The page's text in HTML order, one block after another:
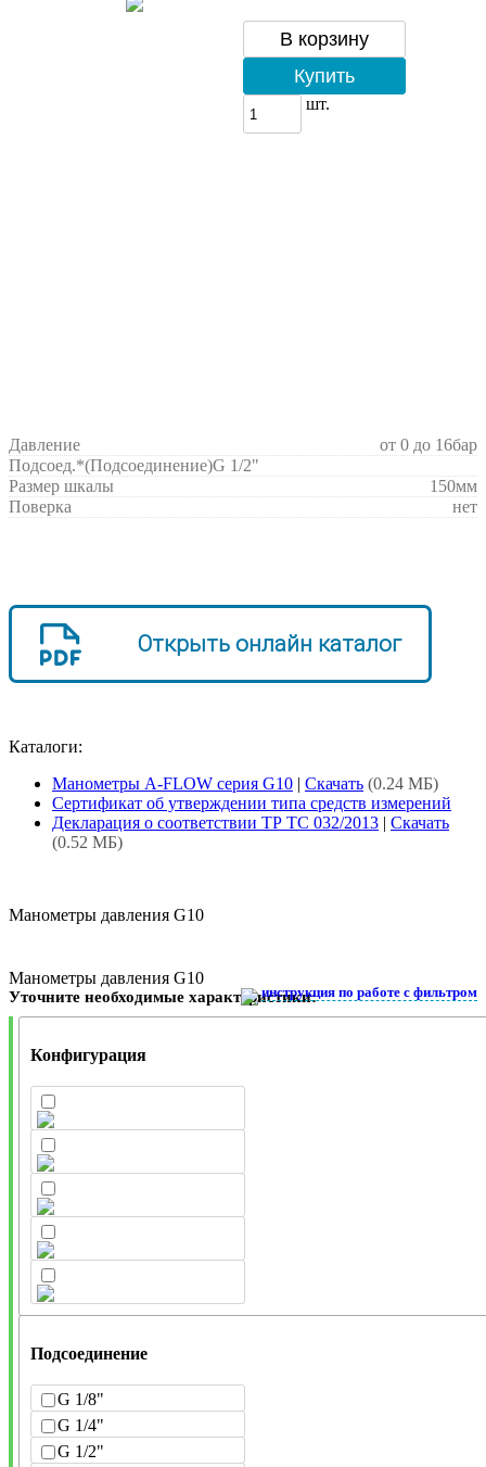
В корзину
Купить
шт.
Давление
от 0 до 16бар
Подсоед.*(Подсоединение)G 1/2"
Размер шкалы
150мм
Поверка
нет
Открыть онлайн каталог
Каталоги:
Манометры A-FLOW серия G10 | Скачать (0.24 МБ)
Сертификат об утверждении типа средств измерений
Декларация о соответствии ТР ТС 032/2013 | Скачать
(0.52 МБ)
Манометры давления G10
Манометры давления G10
Уточните необходимые характеристики:инструкция по работе с фильтром
Конфигурация
Подсоединение
G 1/8"
G 1/4"
G 1/2"